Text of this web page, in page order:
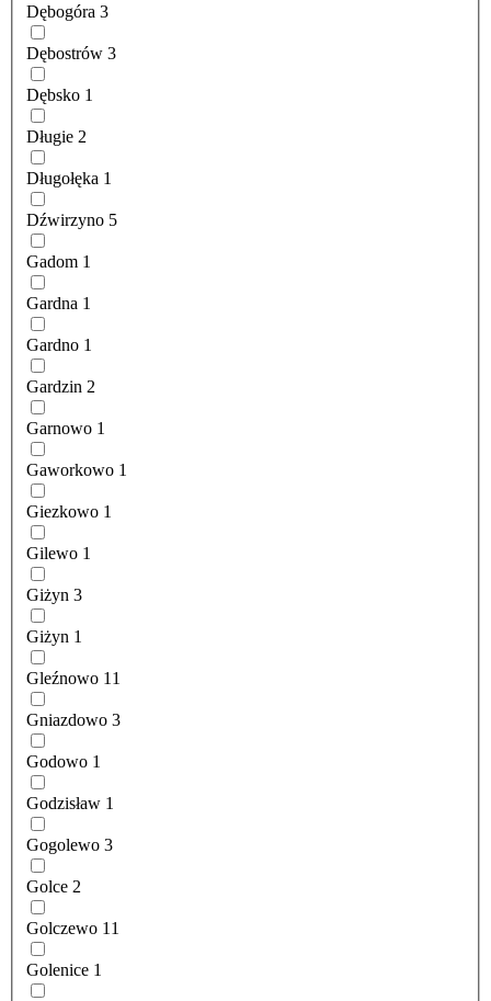
Dębogóra 3
Dębostrów 3
Dębsko 1
Długie 2
Długołęka 1
Dźwirzyno 5
Gadom 1
Gardna 1
Gardno 1
Gardzin 2
Garnowo 1
Gaworkowo 1
Giezkowo 1
Gilewo 1
Giżyn 3
Giżyn 1
Gleźnowo 11
Gniazdowo 3
Godowo 1
Godzisław 1
Gogolewo 3
Golce 2
Golczewo 11
Golenice 1